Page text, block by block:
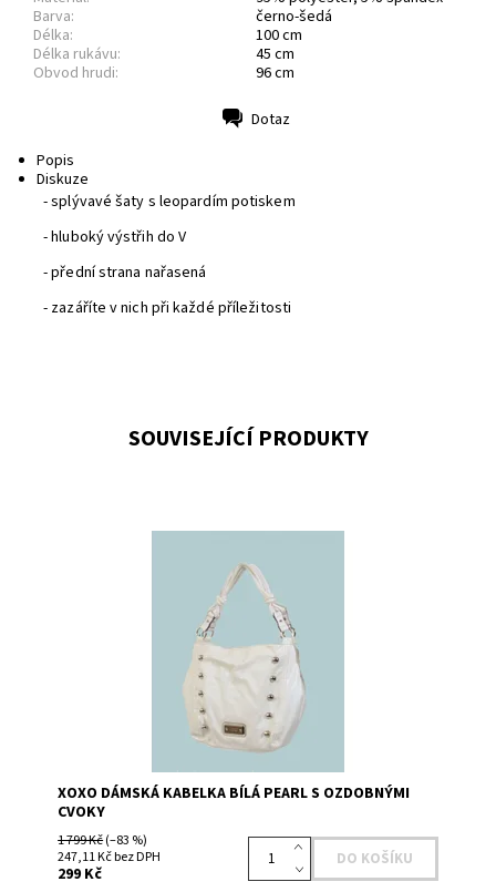
Barva:
černo-šedá
Délka:
100 cm
Délka rukávu:
45 cm
Obvod hrudi:
96 cm
Dotaz
Popis
Diskuze
- splývavé šaty s leopardím potiskem
- hluboký výstřih do V
- přední strana nařasená
- zazáříte v nich při každé příležitosti
SOUVISEJÍCÍ PRODUKTY
Skladem 1
XOXO DÁMSKÁ KABELKA BÍLÁ PEARL S OZDOBNÝMI
CVOKY
1 799 Kč(–83 %)
247,11 Kč bez DPH
299 Kč